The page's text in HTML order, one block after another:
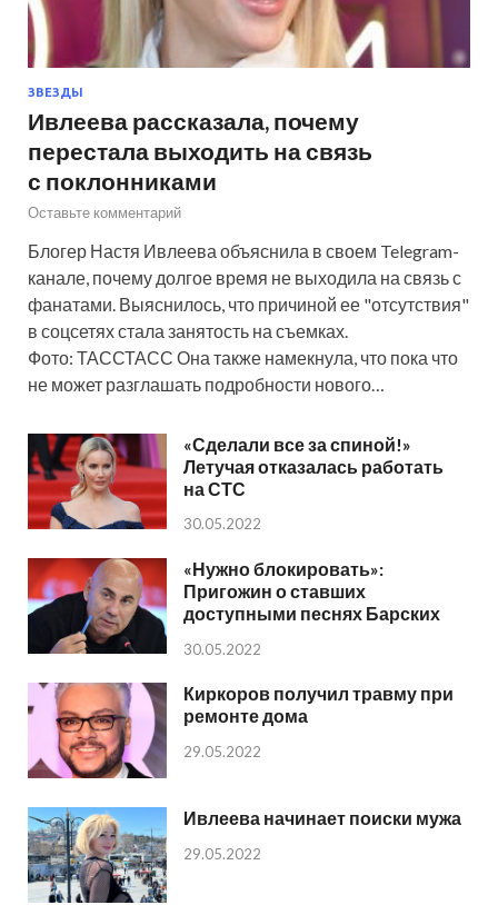
ЗВЕЗДЫ
Ивлеева рассказала, почему
перестала выходить на связь
с поклонниками
Оставьте комментарий
Блогер Настя Ивлеева объяснила в своем Telegram-
канале, почему долгое время не выходила на связь с
фанатами. Выяснилось, что причиной ее "отсутствия"
в соцсетях стала занятость на съемках.
Фото: ТАССТАСС Она также намекнула, что пока что
не может разглашать подробности нового…
«Сделали все за спиной!»
Летучая отказалась работать
на СТС
30.05.2022
«Нужно блокировать»:
Пригожин о ставших
доступными песнях Барских
30.05.2022
Киркоров получил травму при
ремонте дома
29.05.2022
Ивлеева начинает поиски мужа
29.05.2022